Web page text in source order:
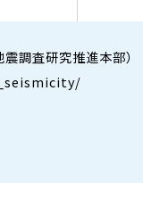
調査研究推進本部）​